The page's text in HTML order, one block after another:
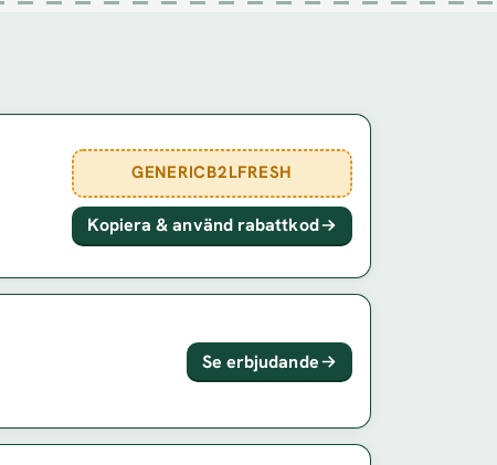
GENERICB2LFRESH
Kopiera & använd rabattkod
Se erbjudande